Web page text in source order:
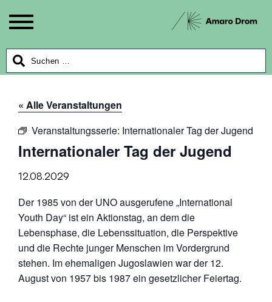
« Alle Veranstaltungen
Veranstaltungsserie: Internationaler Tag der Jugend
Internationaler Tag der Jugend
12.08.2029
Der 1985 von der UNO ausgerufene „International
Youth Day“ ist ein Aktionstag, an dem die
Lebensphase, die Lebenssituation, die Perspektive
und die Rechte junger Menschen im Vordergrund
stehen. Im ehemaligen Jugoslawien war der 12.
August von 1957 bis 1987 ein gesetzlicher Feiertag.